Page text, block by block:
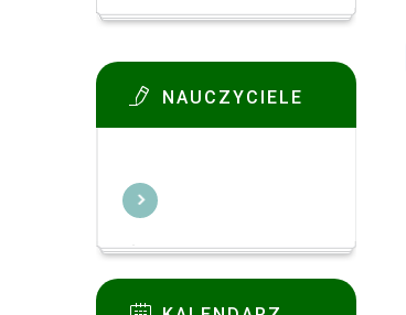
NAUCZYCIELE